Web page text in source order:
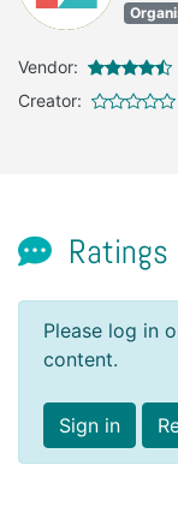
Vendor:
Creator:
Ratings
Please log in
content.
Sign in